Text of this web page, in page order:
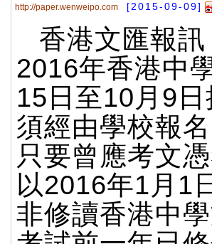
http://paper.wenweipo.com [2015-09-09]
香港文匯報
2016年香港中
15日至10月9
須經由學校報
只要曾應考文
以2016年1月1
非修讀香港中